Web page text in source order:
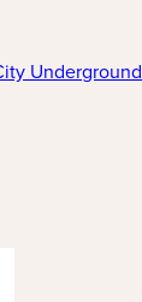
Underground